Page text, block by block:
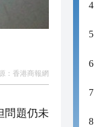
： 香港商報網
問題仍未